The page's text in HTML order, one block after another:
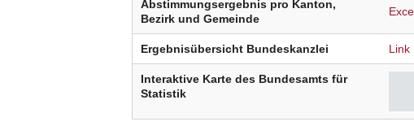
Abstimmungsergebnis pro Kanton,
Bezirk und Gemeinde
Ergebnisübersicht Bundeskanzlei Link
Interaktive Karte des Bundesamts für
Statistik